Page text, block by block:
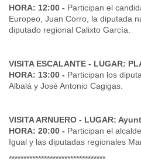
HORA: 12:00 - Participan el
Europeo, Juan Corro, la diputada
diputado regional Calixto García.
VISITA ESCALANTE - LUGAR:
HORA: 13:00 - Participan los
Albalá y José Antonio Cagigas.
VISITA ARNUERO - LUGAR:
HORA: 20:00 - Participan el
Igual y las diputadas regionales
*********************************